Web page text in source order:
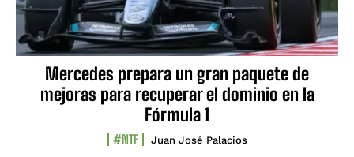
Mercedes prepara un gran paquete de
mejoras para recuperar el dominio en la
Fórmula 1
#NTF Juan José Palacios